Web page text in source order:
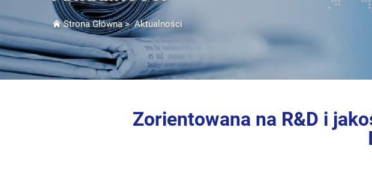
Strona Główna>Aktualności
Zorientowana na R&D i